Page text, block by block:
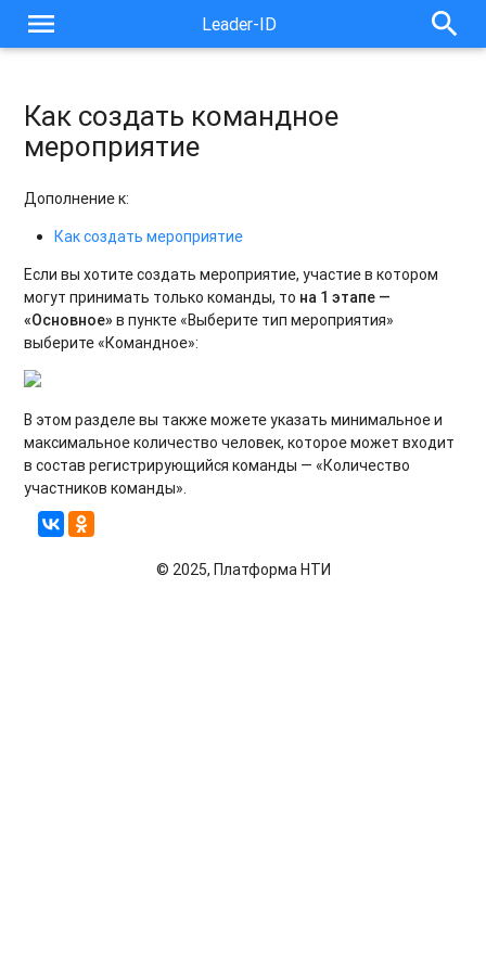
menu Leader-ID search
Как создать командное
мероприятие
Дополнение к:
Как создать мероприятие
Если вы хотите создать мероприятие, участие в котором
могут принимать только команды, то на 1 этапе —
«Основное» в пункте «Выберите тип мероприятия»
выберите «Командное»:
В этом разделе вы также можете указать минимальное и
максимальное количество человек, которое может входит
в состав регистрирующийся команды — «Количество
участников команды».
© 2025, Платформа НТИ